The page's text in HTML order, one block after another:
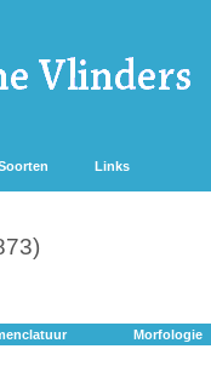
Links
Morfologie